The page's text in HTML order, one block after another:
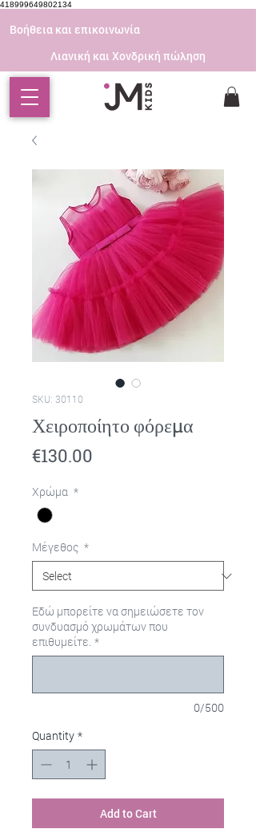
418999649802134
Βοήθεια και επικοινωνία
Λιανική και Χονδρική πώληση
SKU: 30110
Χειροποίητο φόρεμα
€130.00
Χρώμα *
Μέγεθος *
Εδώ μπορείτε να σημειώσετε τον
συνδυασμό χρωμάτων που
επιθυμείτε. *
0/500
Quantity *
Add to Cart